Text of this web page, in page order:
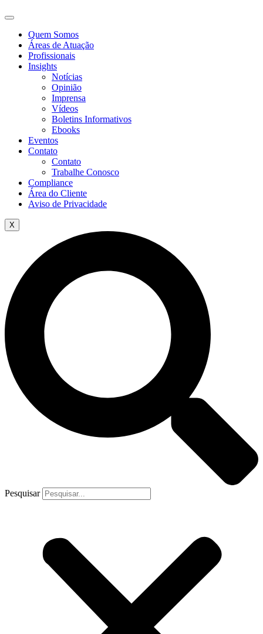
Quem Somos
Áreas de Atuação
Profissionais
Insights
Notícias
Opinião
Imprensa
Vídeos
Boletins Informativos
Ebooks
Eventos
Contato
Contato
Trabalhe Conosco
Compliance
Área do Cliente
Aviso de Privacidade
X
Pesquisar